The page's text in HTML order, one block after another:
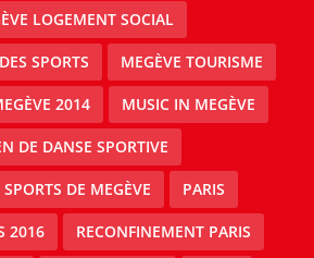
LOGEMENT SOCIAL
SPORTS MEGÈVE TOURISME
2014 MUSIC IN MEGÈVE
DE DANSE SPORTIVE
DE MEGÈVE PARIS
2016 RECONFINEMENT PARIS